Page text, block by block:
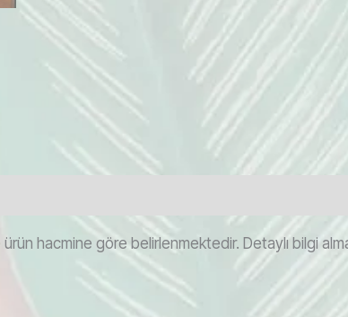
hacmine göre belirlenmektedir. Detaylı bilgi